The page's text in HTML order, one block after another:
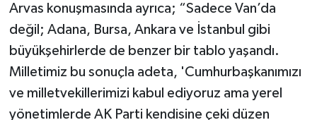
Arvas konuşmasında ayrıca; “Sadece Van’da
değil; Adana, Bursa, Ankara ve İstanbul gibi
büyükşehirlerde de benzer bir tablo yaşandı.
Milletimiz bu sonuçla adeta, 'Cumhurbaşkanımızı
ve milletvekillerimizi kabul ediyoruz ama yerel
yönetimlerde AK Parti kendisine çeki düzen